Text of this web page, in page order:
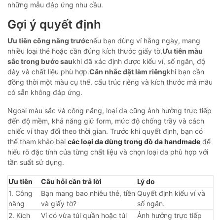
những mẫu đáp ứng nhu cầu.
Gợi ý quyết định
Ưu tiên công năng trướcnếu bạn dùng ví hằng ngày, mang
nhiều loại thẻ hoặc cần đúng kích thước giấy tờ.Ưu tiên màu
sắc trong bước saukhi đã xác định được kiểu ví, số ngăn, độ
dày và chất liệu phù hợp.Cân nhắc đặt làm riêngkhi bạn cần
đồng thời một màu cụ thể, cấu trúc riêng và kích thước mà mẫu
có sẵn không đáp ứng.
Ngoài màu sắc và công năng, loại da cũng ảnh hưởng trực tiếp
đến độ mềm, khả năng giữ form, mức độ chống trầy và cách
chiếc ví thay đổi theo thời gian. Trước khi quyết định, bạn có
thể tham khảo bài các loại da dùng trong đồ da handmade để
hiểu rõ đặc tính của từng chất liệu và chọn loại da phù hợp với
tần suất sử dụng.
Ưu tiên Câu hỏi cần trả lời
Lý do
1. Công
năng
Bạn mang bao nhiêu thẻ, tiền
và giấy tờ?
Quyết định kiểu ví và
số ngăn.
2. Kích
Ví có vừa túi quần hoặc túi
Ảnh hưởng trực tiếp